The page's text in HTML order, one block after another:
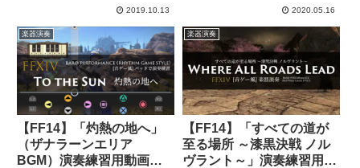
Paya" Bard Performance. Please
see the hea...
2019.10.13
戦う際に流れるBGM「鋼の理
念」の楽器演奏練習ができる動画
を紹介します！「鋼の理念」楽器
演奏練習用動画個人的にリット
ア...
2020.05.16
楽器演奏
【FF14】「灼熱の地へ」
（ザナラーンエリア
BGM）演奏練習用動画
楽器演奏
【FF14】「すべての道が
至る場所 ～漆黒決戦 ノル
ヴラント～」演奏練習用動